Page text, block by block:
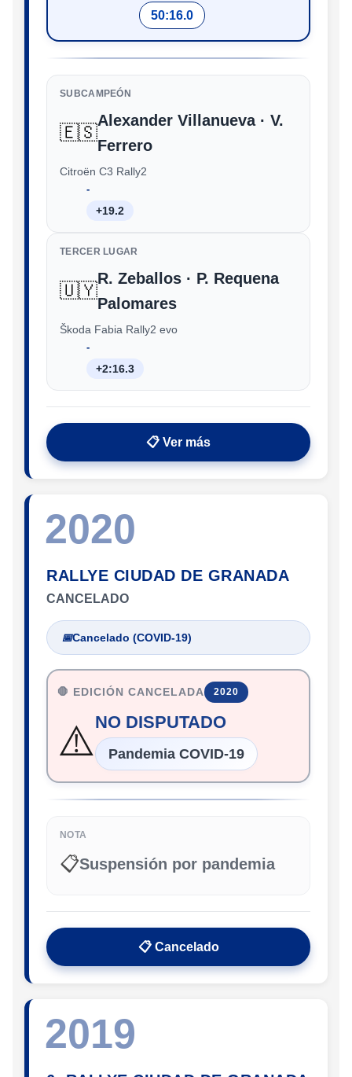
50:16.0
SUBCAMPEÓN
🇪🇸
Alexander Villanueva · V.
Ferrero
Citroën C3 Rally2
‑
+19.2
TERCER LUGAR
🇺🇾
R. Zeballos · P. Requena
Palomares
Škoda Fabia Rally2 evo
‑
+2:16.3
📋 Ver más
2020
RALLYE CIUDAD DE GRANADA
CANCELADO
📅Cancelado (COVID-19)
🛑 EDICIÓN CANCELADA 2020
⚠️NO DISPUTADO
Pandemia COVID-19
NOTA
📋Suspensión por pandemia
📋 Cancelado
2019